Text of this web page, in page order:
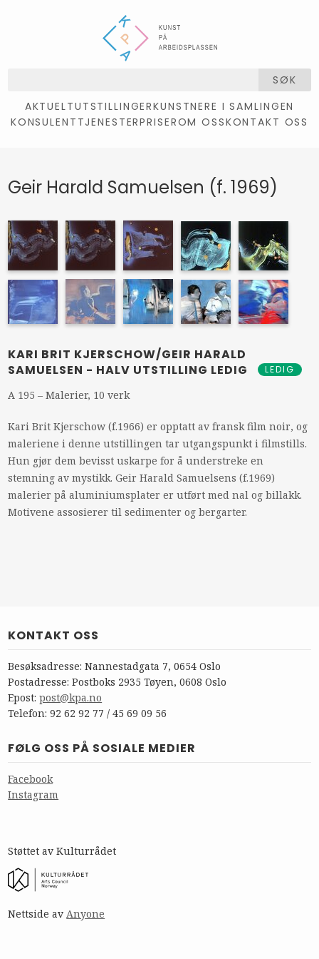
SØK
AKTUELTUTSTILLINGERKUNSTNERE I SAMLINGEN
KONSULENTTJENESTERPRISEROM OSSKONTAKT OSS
Geir Harald Samuelsen (f. 1969)
KARI BRIT KJERSCHOW/GEIR HARALD
SAMUELSEN - HALV UTSTILLING LEDIG
LEDIG
A 195 – Malerier, 10 verk
Kari Brit Kjerschow (f.1966) er opptatt av fransk film noir, og
maleriene i denne utstillingen tar utgangspunkt i filmstills.
Hun gjør dem bevisst uskarpe for å understreke en
stemning av mystikk. Geir Harald Samuelsens (f.1969)
malerier på aluminiumsplater er utført med nal og billakk.
Motivene assosierer til sedimenter og bergarter.
KONTAKT OSS
Besøksadresse: Nannestadgata 7, 0654 Oslo
Postadresse: Postboks 2935 Tøyen, 0608 Oslo
Epost:post@kpa.no
Telefon: 92 62 92 77 / 45 69 09 56
FØLG OSS PÅ SOSIALE MEDIER
Facebook
Instagram
Støttet av Kulturrådet
Nettside avAnyone